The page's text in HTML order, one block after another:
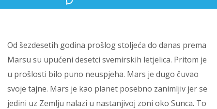
Od šezdesetih godina prošlog stoljeća do danas prema
Marsu su upućeni desetci svemirskih letjelica. Pritom je
u prošlosti bilo puno neuspjeha. Mars je dugo čuvao
svoje tajne. Mars je kao planet posebno zanimljiv jer se
jedini uz Zemlju nalazi u nastanjivoj zoni oko Sunca. To